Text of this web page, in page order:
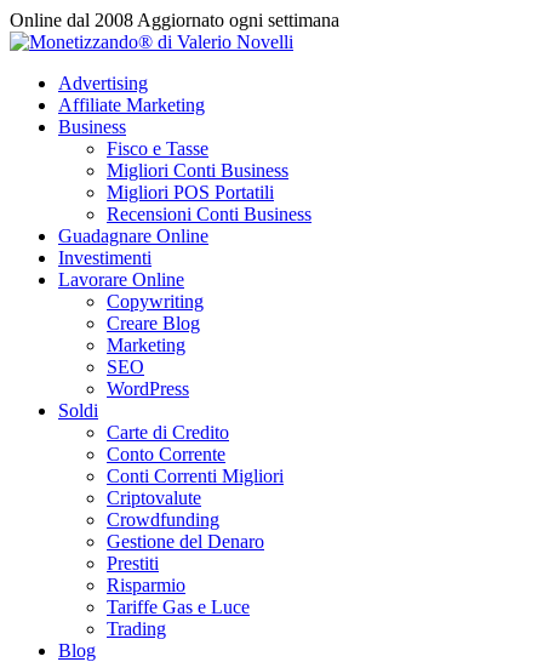
Vai
al
Online dal 2008 Aggiornato ogni settimana
Advertising
Affiliate Marketing
Business
Fisco e Tasse
Migliori Conti Business
Migliori POS Portatili
Recensioni Conti Business
Guadagnare Online
Investimenti
Lavorare Online
Copywriting
Creare Blog
Marketing
SEO
WordPress
Soldi
Carte di Credito
Conto Corrente
Conti Correnti Migliori
Criptovalute
Crowdfunding
Gestione del Denaro
Prestiti
Risparmio
Tariffe Gas e Luce
Trading
Blog